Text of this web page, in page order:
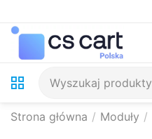
Strona główna / Moduły /